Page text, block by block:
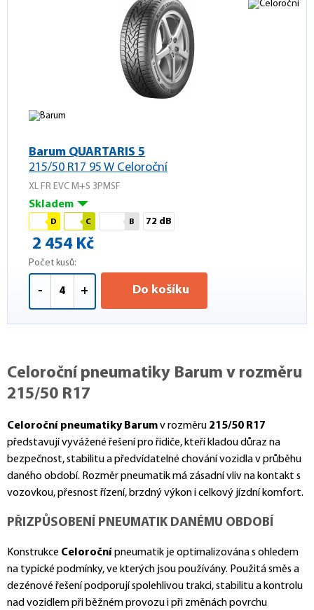
Barum QUARTARIS 5
215/50 R17 95 W Celoroční
XL FR EVC M+S 3PMSF
Skladem
D C B 72 dB
2 454 Kč
Počet kusů:
- + Do košíku
Celoroční pneumatiky Barum v rozměru
215/50 R17
Celoroční pneumatiky Barumv rozměru 215/50 R17
představují vyvážené řešení pro řidiče, kteří kladou důraz na
bezpečnost, stabilitu a předvídatelné chování vozidla v průběhu
daného období. Rozměr pneumatik má zásadní vliv na kontakt s
vozovkou, přesnost řízení, brzdný výkon i celkový jízdní komfort.
PŘIZPŮSOBENÍ PNEUMATIK DANÉMU OBDOBÍ
Konstrukce Celoroční pneumatik je optimalizována s ohledem
na typické podmínky, ve kterých jsou používány. Použitá směs a
dezénové řešení podporují spolehlivou trakci, stabilitu a kontrolu
nad vozidlem při běžném provozu i při změnách povrchu